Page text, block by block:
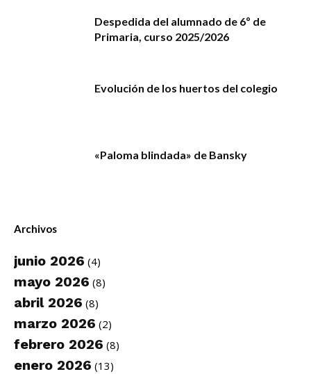
Despedida del alumnado de 6º de
Primaria, curso 2025/2026
Evolución de los huertos del colegio
«Paloma blindada» de Bansky
Archivos
junio 2026 (4)
mayo 2026 (8)
abril 2026 (8)
marzo 2026 (2)
febrero 2026 (8)
enero 2026 (13)